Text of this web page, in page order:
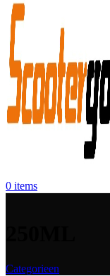
0 items
Categorieen